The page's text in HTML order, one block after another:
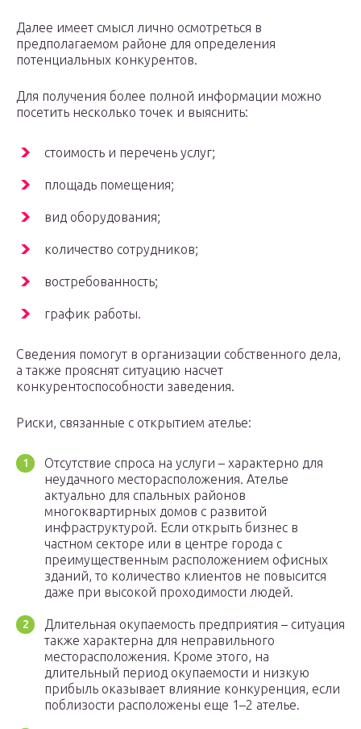
Далее имеет смысл лично осмотреться в
предполагаемом районе для определения
потенциальных конкурентов.
Для получения более полной информации можно
посетить несколько точек и выяснить:
стоимость и перечень услуг;
площадь помещения;
вид оборудования;
количество сотрудников;
востребованность;
график работы.
Сведения помогут в организации собственного дела,
а также прояснят ситуацию насчет
конкурентоспособности заведения.
Риски, связанные с открытием ателье:
Отсутствие спроса на услуги – характерно для
неудачного месторасположения. Ателье
актуально для спальных районов
многоквартирных домов с развитой
инфраструктурой. Если открыть бизнес в
частном секторе или в центре города с
преимущественным расположением офисных
зданий, то количество клиентов не повысится
даже при высокой проходимости людей.
Длительная окупаемость предприятия – ситуация
также характерна для неправильного
месторасположения. Кроме этого, на
длительный период окупаемости и низкую
прибыль оказывает влияние конкуренция, если
поблизости расположены еще 1–2 ателье.